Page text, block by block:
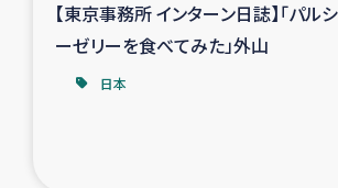
レバノンでのシリア難民への教育
レバノンでのシリア難民・レバノン人
【東京事務所 インターン日誌】「パル
ーゼリーを食べてみた」外山
日本